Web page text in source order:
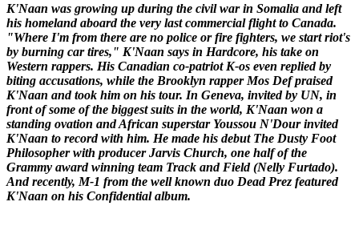
K'Naan was growing up during the civil war in Somalia and left
his homeland aboard the very last commercial flight to Canada.
"Where I'm from there are no police or fire fighters, we start riot's
by burning car tires," K'Naan says in Hardcore, his take on
Western rappers. His Canadian co-patriot K-os even replied by
biting accusations, while the Brooklyn rapper Mos Def praised
K'Naan and took him on his tour. In Geneva, invited by UN, in
front of some of the biggest suits in the world, K'Naan won a
standing ovation and African superstar Youssou N'Dour invited
K'Naan to record with him. He made his debut The Dusty Foot
Philosopher with producer Jarvis Church, one half of the
Grammy award winning team Track and Field (Nelly Furtado).
And recently, M-1 from the well known duo Dead Prez featured
K'Naan on his Confidential album.